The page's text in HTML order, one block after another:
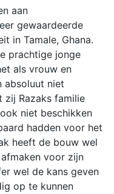
aan
gewaardeerde
in Tamale, Ghana.
prachtige jonge
als vrouw en
absoluut niet
zij Razaks familie
niet beschikken
hadden voor het
heeft de bouw wel
voor zijn
wel de kans geven
op te kunnen